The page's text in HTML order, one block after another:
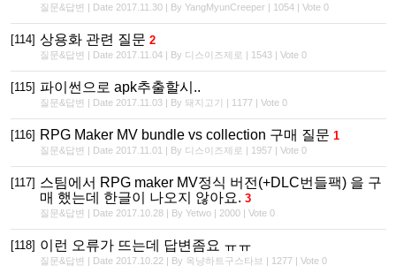
질문&답변 | Date 2017.11.30 | By YangMyunCreeper | 1054 | Vote 0
[114] 상용화 관련 질문 2
질문&답변 | Date 2017.11.04 | By 디스이즈제로 | 1543 | Vote 0
[115] 파이썬으로 apk추출할시..
질문&답변 | Date 2017.11.03 | By 돼지고기 | 1177 | Vote 0
[116] RPG Maker MV bundle vs collection 구매 질문 1
질문&답변 | Date 2017.11.01 | By 디스이즈제로 | 1957 | Vote 0
[117] 스팀에서 RPG maker MV정식 버전(+DLC번들팩) 을 구
매 했는데 한글이 나오지 않아요. 3
질문&답변 | Date 2017.10.28 | By Yetwo | 2000 | Vote 0
[118] 이런 오류가 뜨는데 답변좀요 ㅠㅠ
질문&답변 | Date 2017.10.22 | By 옥냥하트구스타브 | 1277 | Vote 0